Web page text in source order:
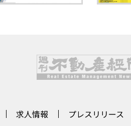
求人情報 プレスリリース